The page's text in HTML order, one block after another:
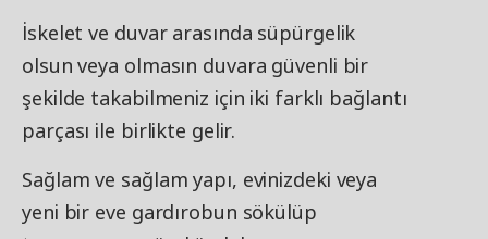
İskelet ve duvar arasında süpürgelik
olsun veya olmasın duvara güvenli bir
şekilde takabilmeniz için iki farklı bağlantı
parçası ile birlikte gelir.
Sağlam ve sağlam yapı, evinizdeki veya
yeni bir eve gardırobun sökülüp